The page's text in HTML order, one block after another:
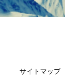
サイトマップ